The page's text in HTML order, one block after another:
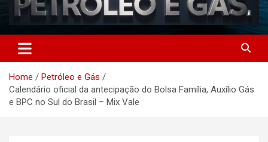
Petróleo e Gás | Últimas
notícias relacionadas a
petróleo, gás, vagas de
emprego, energia, setor
Home
Petróleo e Gás
Calendário oficial da antecipação do Bolsa Família, Auxílio Gás
e BPC no Sul do Brasil – Mix Vale